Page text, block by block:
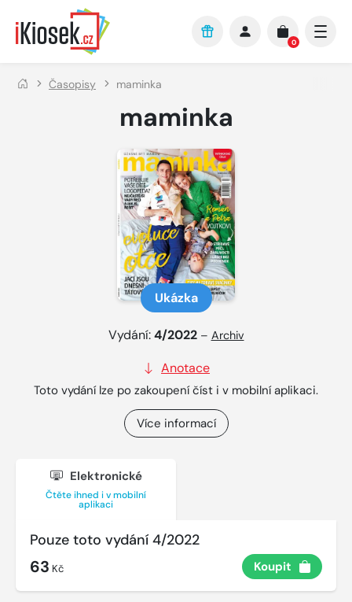
Přejít na hlavní obsah
0
Časopisy maminka
maminka
Ukázka
Vydání:4/2022 – Archiv
Anotace
Toto vydání lze po zakoupení číst i v mobilní aplikaci.
Více informací
Elektronické
Čtěte ihned i v mobilní
aplikaci
Pouze toto vydání 4/2022
63 Kč Koupit